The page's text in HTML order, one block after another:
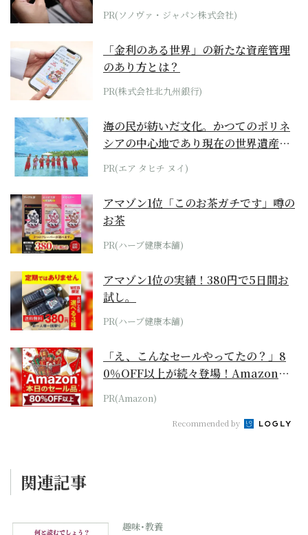
PR(ソノヴァ・ジャパン株式会社)
「金利のある世界」の新たな資産管理
のあり方とは？
PR(株式会社北九州銀行)
海の民が紡いだ文化。かつてのポリネ
シアの中心地であり現在の世界遺産か
らみえてくる...
PR(エア タヒチ ヌイ)
アマゾン1位「このお茶ガチです」噂の
お茶
PR(ハーブ健康本舗)
アマゾン1位の実績！380円で5日間お
試し。
PR(ハーブ健康本舗)
「え、こんなセールやってたの？」8
0％OFF以上が続々登場！Amazonの
本気が...
PR(Amazon)
Recommended by
関連記事
趣味･教養